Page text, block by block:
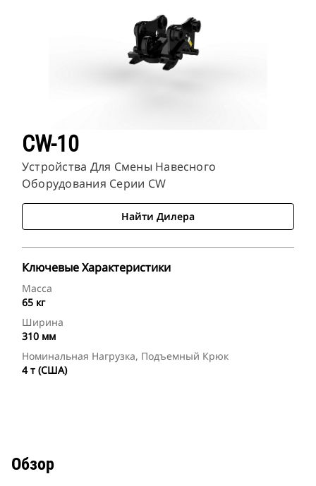
CW-10
Устройства Для Смены Навесного
Оборудования Серии CW
Найти Дилера
Ключевые Характеристики
Масса
65 кг
Ширина
310 мм
Номинальная Нагрузка, Подъемный Крюк
4 т (США)
Обзор